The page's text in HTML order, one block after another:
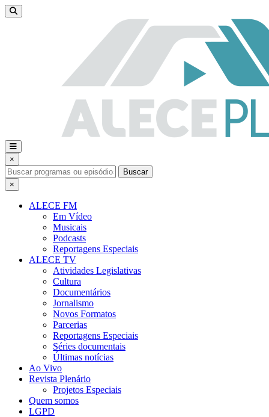
×
Buscar
×
ALECE FM
Em Vídeo
Musicais
Podcasts
Reportagens Especiais
ALECE TV
Atividades Legislativas
Cultura
Documentários
Jornalismo
Novos Formatos
Parcerias
Reportagens Especiais
Séries documentais
Últimas notícias
Ao Vivo
Revista Plenário
Projetos Especiais
Quem somos
LGPD